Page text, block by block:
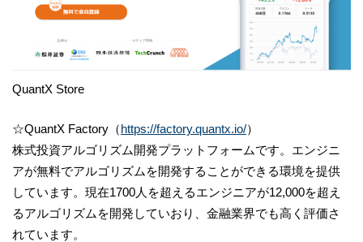
QuantX Store
☆QuantX Factory（https://factory.quantx.io/）
株式投資アルゴリズム開発プラットフォームです。エンジニ
アが無料でアルゴリズムを開発することができる環境を提供
しています。現在1700人を超えるエンジニアが12,000を超え
るアルゴリズムを開発していおり、金融業界でも高く評価さ
れています。